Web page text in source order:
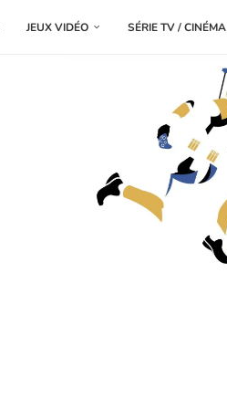
JEUX VIDÉO SÉRIE TV / CINÉMA